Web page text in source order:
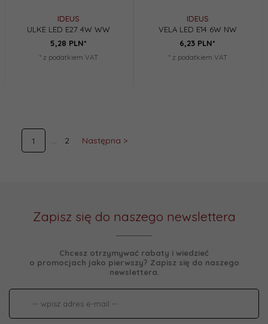
IDEUS
ULKE LED E27 4W WW
5,28 PLN*
* z podatkiem VAT
IDEUS
VELA LED E14 6W NW
6,23 PLN*
* z podatkiem VAT
1 2 Następna >
Zapisz się do naszego newslettera
Chcesz otrzymywać rabaty i wiedzieć
o promocjach jako pierwszy? Zapisz się do naszego
newslettera.